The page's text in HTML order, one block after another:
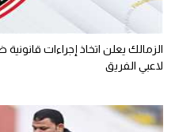
الزمالك يعلن اتخاذ إجراءات
لاعبي الفريق